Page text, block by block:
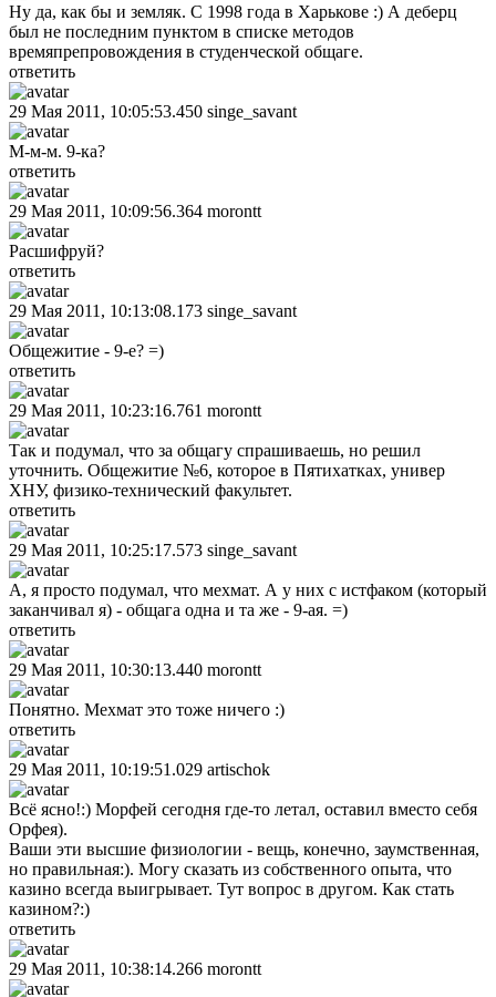
Ну да, как бы и земляк. С 1998 года в Харькове :) А деберц
был не последним пунктом в списке методов
времяпрепровождения в студенческой общаге.
ответить
29 Мая 2011, 10:05:53.450 singe_savant
М-м-м. 9-ка?
ответить
29 Мая 2011, 10:09:56.364 morontt
Расшифруй?
ответить
29 Мая 2011, 10:13:08.173 singe_savant
Общежитие - 9-е? =)
ответить
29 Мая 2011, 10:23:16.761 morontt
Так и подумал, что за общагу спрашиваешь, но решил
уточнить. Общежитие №6, которое в Пятихатках, универ
ХНУ, физико-технический факультет.
ответить
29 Мая 2011, 10:25:17.573 singe_savant
А, я просто подумал, что мехмат. А у них с истфаком (который
заканчивал я) - общага одна и та же - 9-ая. =)
ответить
29 Мая 2011, 10:30:13.440 morontt
Понятно. Мехмат это тоже ничего :)
ответить
29 Мая 2011, 10:19:51.029 artischok
Всё ясно!:) Морфей сегодня где-то летал, оставил вместо себя
Орфея).
Ваши эти высшие физиологии - вещь, конечно, заумственная,
но правильная:). Могу сказать из собственного опыта, что
казино всегда выигрывает. Тут вопрос в другом. Как стать
казином?:)
ответить
29 Мая 2011, 10:38:14.266 morontt